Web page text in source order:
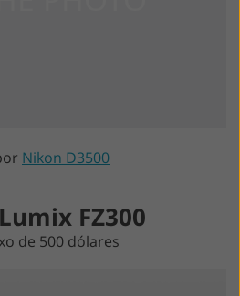
Nikon D3500
FZ300
de 500 dólares